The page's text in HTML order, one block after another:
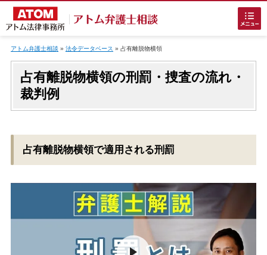
ホームに戻る
刑事事件の無料相談
アトム弁護士相談 » 法令データベース » 占有離脱物横領
占有離脱物横領の刑罰・捜査の流れ・
裁判例
占有離脱物横領で適用される刑罰